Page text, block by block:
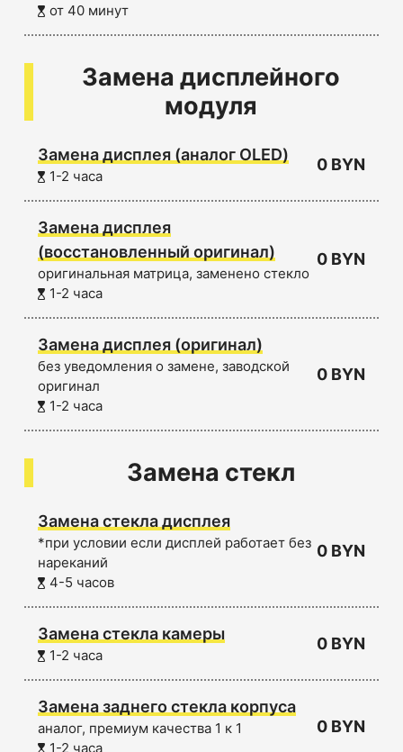
от 40 минут
Замена дисплейного
модуля
Замена дисплея (аналог OLED)
1-2 часа
0 BYN
Замена дисплея
(восстановленный оригинал)
оригинальная матрица, заменено стекло
1-2 часа
0 BYN
Замена дисплея (оригинал)
без уведомления о замене, заводской
оригинал
1-2 часа
0 BYN
Замена стекл
Замена стекла дисплея
*при условии если дисплей работает без
нареканий
4-5 часов
0 BYN
Замена стекла камеры
1-2 часа
0 BYN
Замена заднего стекла корпуса
аналог, премиум качества 1 к 1
1-2 часа
0 BYN